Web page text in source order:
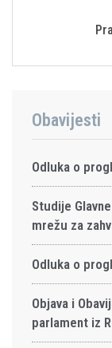
Obavijesti
Odluka o
Studije
mrežu za
Odluka o
Objava i
parlament iz